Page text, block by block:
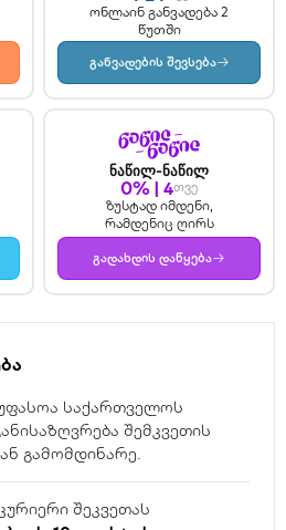
ონლაინ განვადება 2
წუთში
განვადების შევსება→
ნაწილ-ნაწილ
0% | 4თვე
ზუსტად იმდენი,
რამდენიც ღირს
გადახდის დაწყება→
საქართველოს
შემკვეთის
გამომდინარე.
შეკვეთას